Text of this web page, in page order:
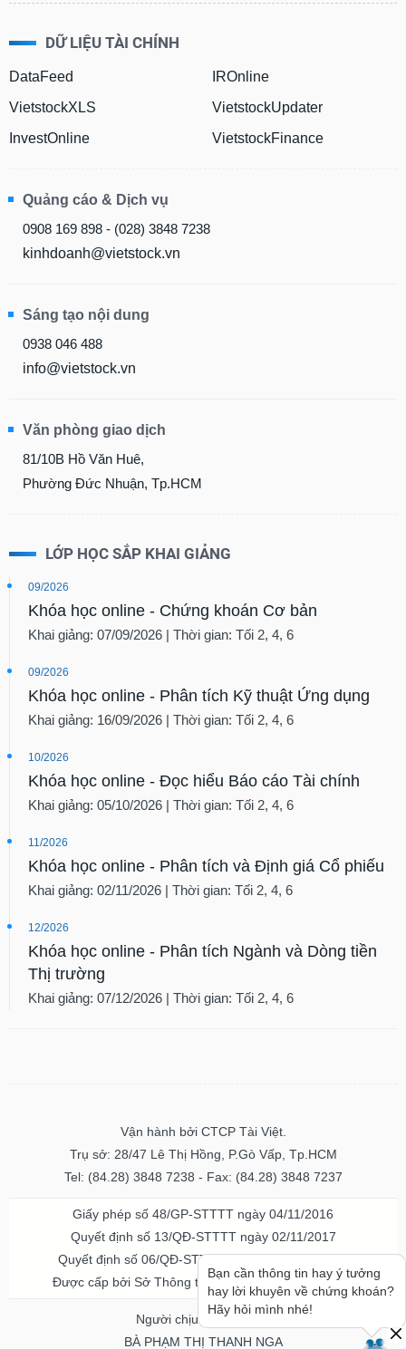
DỮ LIỆU TÀI CHÍNH
DataFeed
VietstockXLS
InvestOnline
IROnline
VietstockUpdater
VietstockFinance
Quảng cáo & Dịch vụ
0908 169 898 - (028) 3848 7238
kinhdoanh@vietstock.vn
Sáng tạo nội dung
0938 046 488
info@vietstock.vn
Văn phòng giao dịch
81/10B Hồ Văn Huê,
Phường Đức Nhuận, Tp.HCM
LỚP HỌC SẮP KHAI GIẢNG
09/2026
Khóa học online - Chứng khoán Cơ bản
Khai giảng: 07/09/2026 | Thời gian: Tối 2, 4, 6
09/2026
Khóa học online - Phân tích Kỹ thuật Ứng dụng
Khai giảng: 16/09/2026 | Thời gian: Tối 2, 4, 6
10/2026
Khóa học online - Đọc hiểu Báo cáo Tài chính
Khai giảng: 05/10/2026 | Thời gian: Tối 2, 4, 6
11/2026
Khóa học online - Phân tích và Định giá Cổ phiếu
Khai giảng: 02/11/2026 | Thời gian: Tối 2, 4, 6
12/2026
Khóa học online - Phân tích Ngành và Dòng tiền
Thị trường
Khai giảng: 07/12/2026 | Thời gian: Tối 2, 4, 6
Vận hành bởi CTCP Tài Việt.
Trụ sở: 28/47 Lê Thị Hồng, P.Gò Vấp, Tp.HCM
Tel: (84.28) 3848 7238 - Fax: (84.28) 3848 7237
Giấy phép số 48/GP-STTTT ngày 04/11/2016
Quyết định số 13/QĐ-STTTT ngày 02/11/2017
Quyết định số 06/QĐ-STTTT-ICP ngày 20/07/2023
Được cấp bởi Sở Thông tin và Truyền thông TPHCM
Người chịu trách nhiệm
BÀ PHẠM THỊ THANH NGA
Bạn cần thông tin hay ý tưởng
hay lời khuyên về chứng khoán?
Hãy hỏi mình nhé!